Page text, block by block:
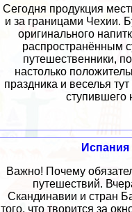
Сегодня продукция
и за границами Чехии.
оригинального
распространённым
путешественники,
настолько
праздника и веселья
ступившего
Важно! Почему
путешествий.
Скандинавии и стран
того, что творится за